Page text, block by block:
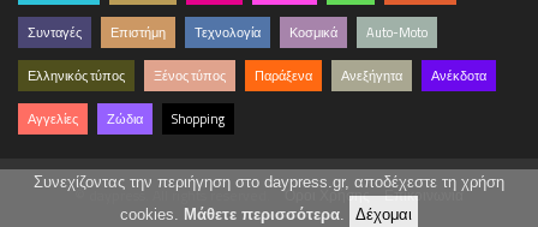
Συνταγές Επιστήμη Τεχνολογία Κοσμικά Auto-Moto
Ελληνικός τύπος Ξένος τύπος Παράξενα Ανεξήγητα Ανέκδοτα
Αγγελίες Ζώδια Shopping
© daypress. All rights reserved.Όροι Χρήσης Επικοινωνία
Συνεχίζοντας την περιήγηση στο daypress.gr, αποδέχεστε τη χρήση
cookies. Μάθετε περισσότερα.